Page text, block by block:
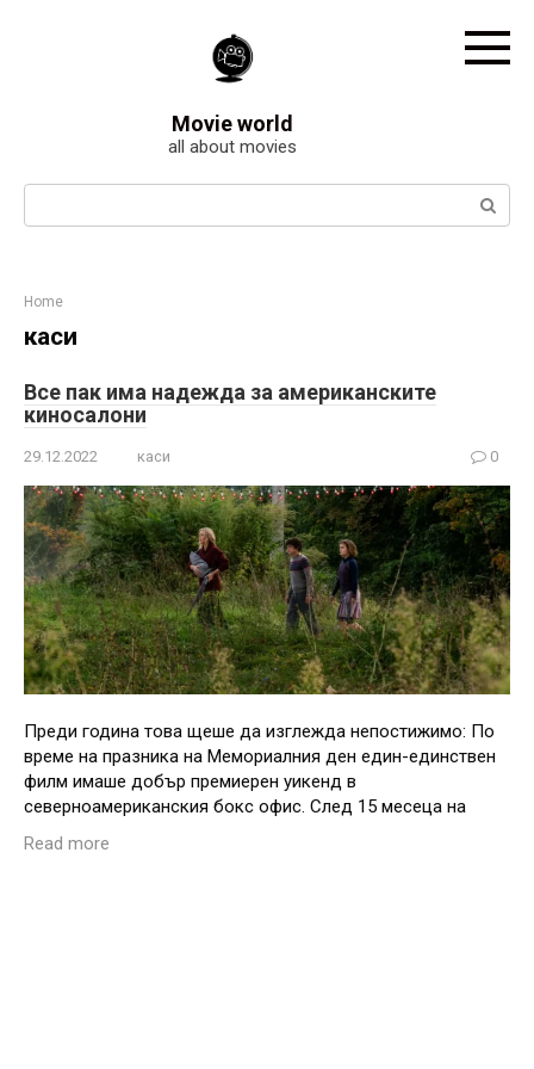
Movie world
all about movies
Search:
Home
каси
Все пак има надежда за американските
киносалони
29.12.2022 каси 0
Преди година това щеше да изглежда непостижимо: По
време на празника на Мемориалния ден един-единствен
филм имаше добър премиерен уикенд в
северноамериканския бокс офис. След 15 месеца на
Read more